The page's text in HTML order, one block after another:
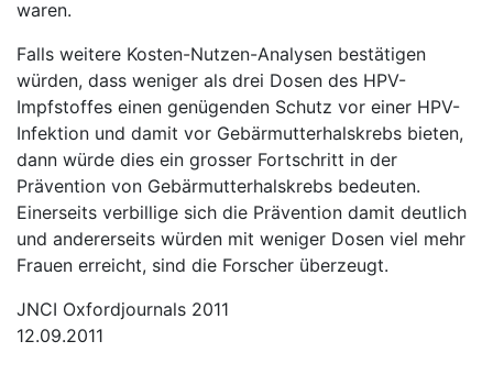
waren.
Falls weitere Kosten-Nutzen-Analysen bestätigen
würden, dass weniger als drei Dosen des HPV-
Impfstoffes einen genügenden Schutz vor einer HPV-
Infektion und damit vor Gebärmutterhalskrebs bieten,
dann würde dies ein grosser Fortschritt in der
Prävention von Gebärmutterhalskrebs bedeuten.
Einerseits verbillige sich die Prävention damit deutlich
und andererseits würden mit weniger Dosen viel mehr
Frauen erreicht, sind die Forscher überzeugt.
JNCI Oxfordjournals 2011
12.09.2011